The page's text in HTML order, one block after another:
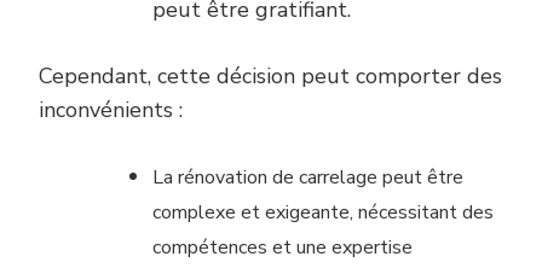
peut être gratifiant.
Cependant, cette décision peut comporter des
inconvénients :
La rénovation de carrelage peut être
complexe et exigeante, nécessitant des
compétences et une expertise